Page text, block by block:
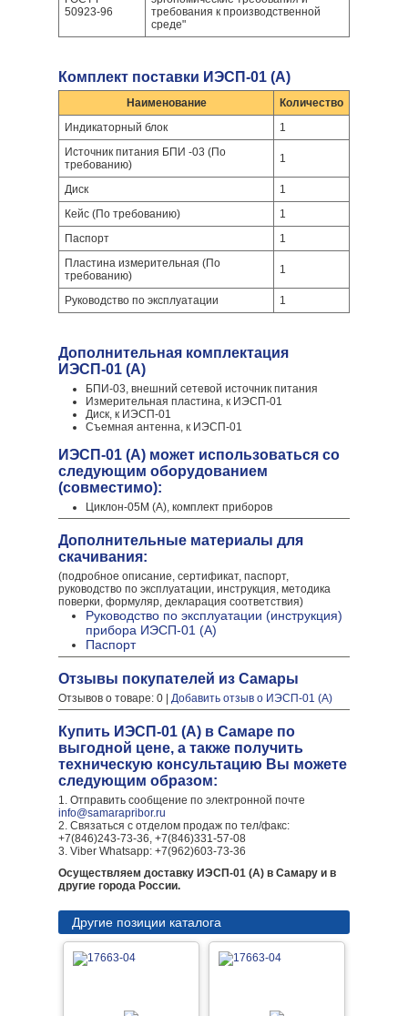
50923-96
требования к производственной
среде"
Комплект поставки ИЭСП-01 (А)
Наименование
Количество
Индикаторный блок
1
Источник питания БПИ -03 (По
требованию)
1
Диск
1
Кейс (По требованию)
1
Паспорт
1
Пластина измерительная (По
требованию)
1
Руководство по эксплуатации 1
Дополнительная комплектация
ИЭСП-01 (А)
БПИ-03, внешний сетевой источник питания
Измерительная пластина, к ИЭСП-01
Диск, к ИЭСП-01
Съемная антенна, к ИЭСП-01
ИЭСП-01 (А) может использоваться со
следующим оборудованием
(совместимо):
Циклон-05М (А), комплект приборов
Дополнительные материалы для
скачивания:
(подробное описание, сертификат, паспорт,
руководство по эксплуатации, инструкция, методика
поверки, формуляр, декларация соответствия)
Руководство по эксплуатации (инструкция)
прибора ИЭСП-01 (А)
Паспорт
Отзывы покупателей из Самары
Отзывов о товаре: 0 | Добавить отзыв о ИЭСП-01 (А)
Купить ИЭСП-01 (А) в Самаре по
выгодной цене, а также получить
техническую консультацию Вы можете
следующим образом:
1. Отправить сообщение по электронной почте
info@samarapribor.ru
2. Связаться с отделом продаж по тел/факс:
+7(846)243-73-36, +7(846)331-57-08
3. Viber Whatsapp: +7(962)603-73-36
Осуществляем доставку ИЭСП-01 (А) в Самару и в
другие города России.
Другие позиции каталога